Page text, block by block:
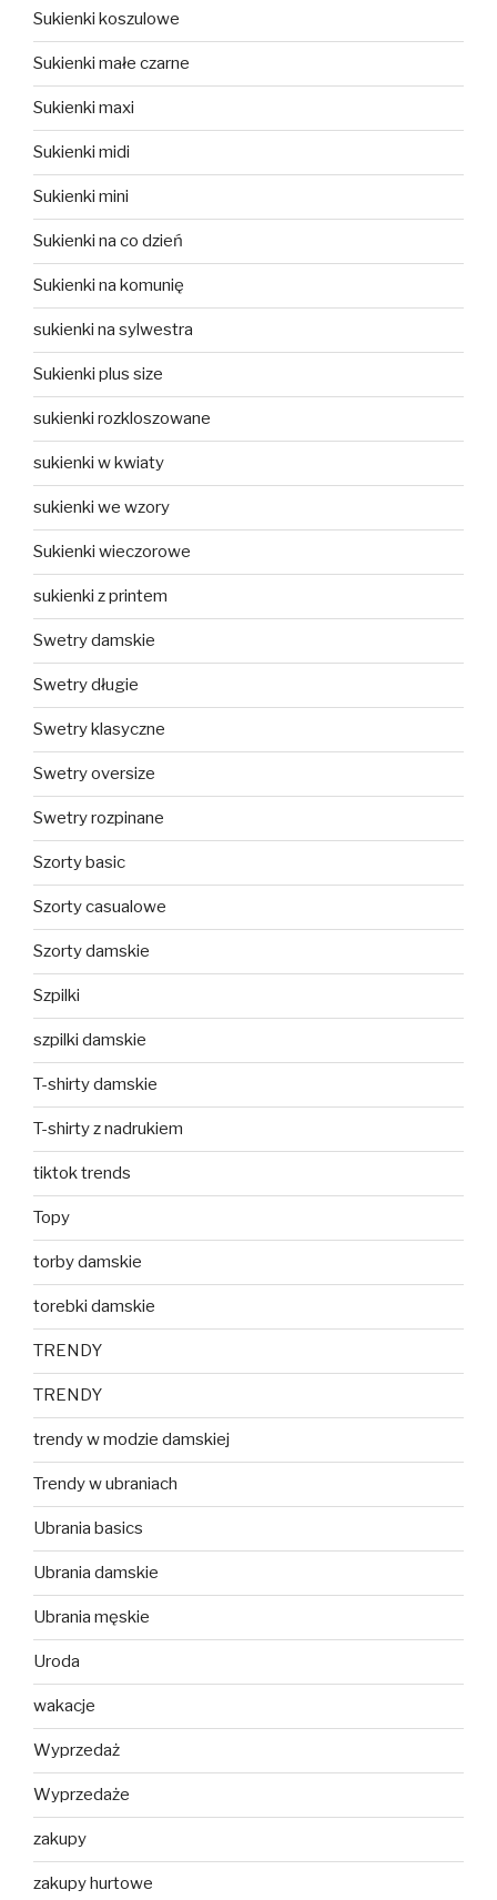
Sukienki koszulowe
Sukienki małe czarne
Sukienki maxi
Sukienki midi
Sukienki mini
Sukienki na co dzień
Sukienki na komunię
sukienki na sylwestra
Sukienki plus size
sukienki rozkloszowane
sukienki w kwiaty
sukienki we wzory
Sukienki wieczorowe
sukienki z printem
Swetry damskie
Swetry długie
Swetry klasyczne
Swetry oversize
Swetry rozpinane
Szorty basic
Szorty casualowe
Szorty damskie
Szpilki
szpilki damskie
T-shirty damskie
T-shirty z nadrukiem
tiktok trends
Topy
torby damskie
torebki damskie
TRENDY
TRENDY
trendy w modzie damskiej
Trendy w ubraniach
Ubrania basics
Ubrania damskie
Ubrania męskie
Uroda
wakacje
Wyprzedaż
Wyprzedaże
zakupy
zakupy hurtowe